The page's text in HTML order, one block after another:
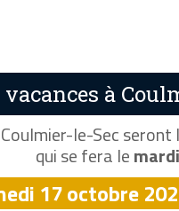
à
le-Sec seront
qui se fera le
17 octobre